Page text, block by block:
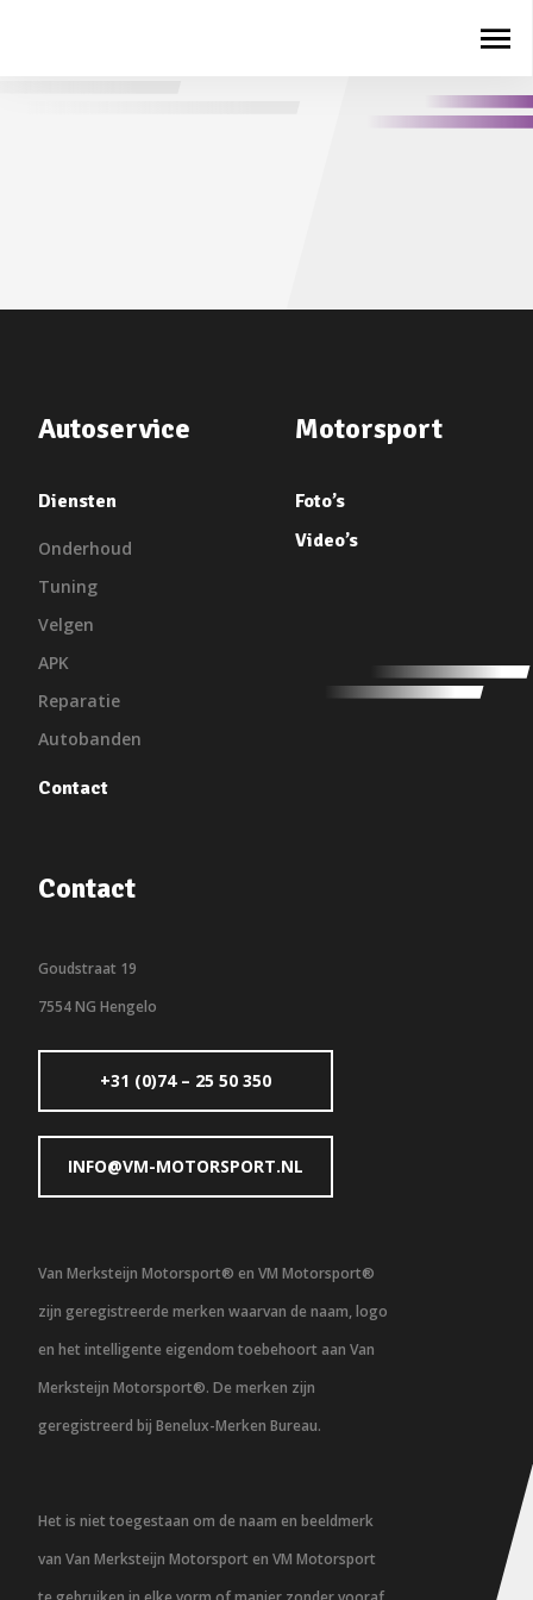
Autoservice
Diensten
Onderhoud
Tuning
Velgen
APK
Reparatie
Autobanden
Contact
Motorsport
Foto’s
Video’s
Contact
Goudstraat 19
7554 NG Hengelo
+31 (0)74 – 25 50 350
INFO@VM-MOTORSPORT.NL
Van Merksteijn Motorsport® en VM Motorsport®
zijn geregistreerde merken waarvan de naam, logo
en het intelligente eigendom toebehoort aan Van
Merksteijn Motorsport®. De merken zijn
geregistreerd bij Benelux-Merken Bureau.
Het is niet toegestaan om de naam en beeldmerk
van Van Merksteijn Motorsport en VM Motorsport